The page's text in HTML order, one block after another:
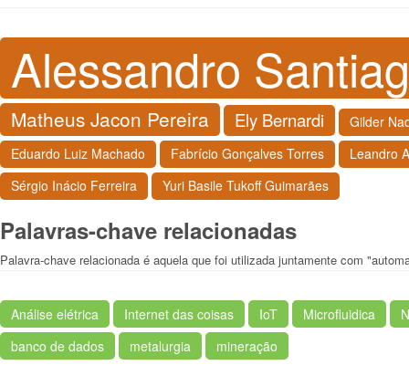
Alessandro
Matheus Jacon Pereira Ely Bernardi
Gilder
Eduardo Luiz Machado
Fabrício Gonçalves Torres
Leandro
Sérgio Inácio Ferreira
Yuri Basile Tukoff Guimarães
Palavras-chave relacionadas
Palavra-chave relacionada é aquela que foi utilizada juntamente com
Análise elétrica Internet das coisas IoT Microfluidica
banco de dados
metalurgia mineração